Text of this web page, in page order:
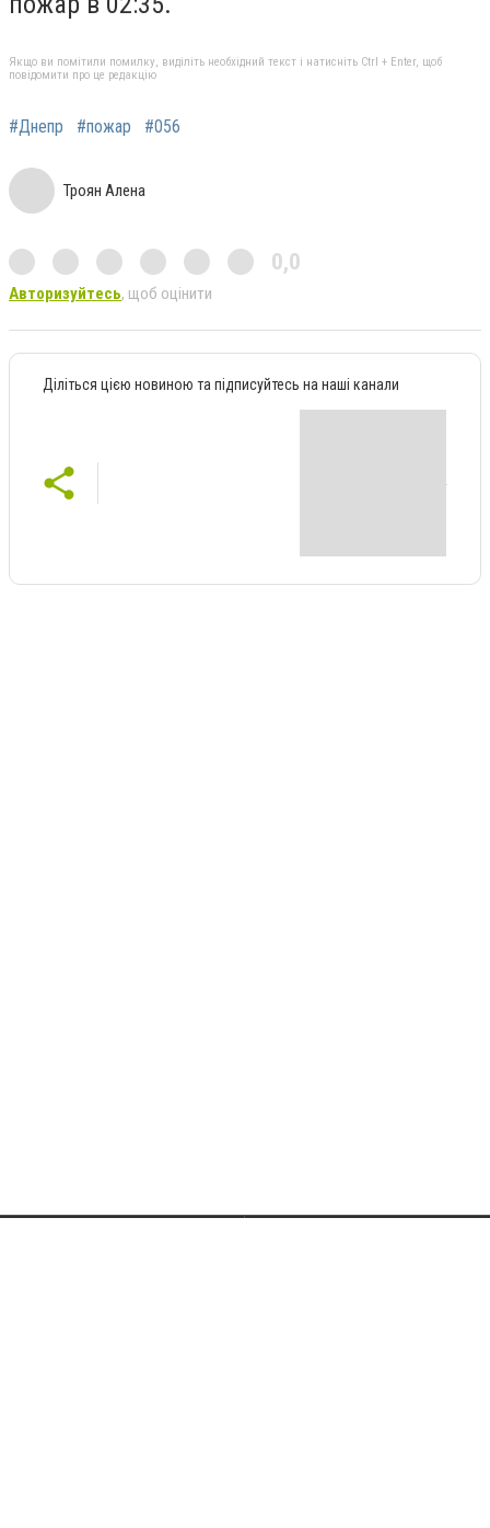
Якщо ви помітили помилку, виділіть необхідний текст і натисніть Ctrl + Enter, щоб
повідомити про це редакцію
#Днепр #пожар #056
Троян Алена
0,0
Авторизуйтесь, щоб оцінити
Діліться цією новиною та підписуйтесь на наші канали